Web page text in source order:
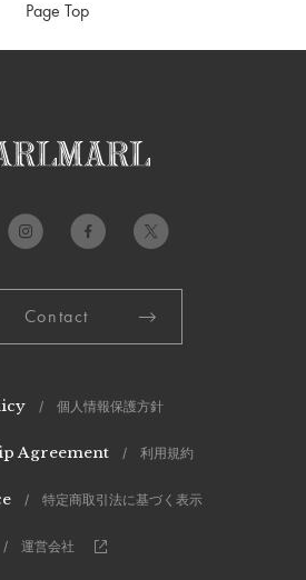
Page Top
Contact
/ 個人情報保護方針
Agreement / 利用規約
/ 特定商取引法に基づく表示
/ 運営会社